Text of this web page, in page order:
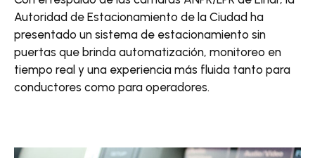
Autoridad de Estacionamiento de la Ciudad ha
presentado un sistema de estacionamiento sin
puertas que brinda automatización, monitoreo en
tiempo real y una experiencia más fluida tanto para
conductores como para operadores.